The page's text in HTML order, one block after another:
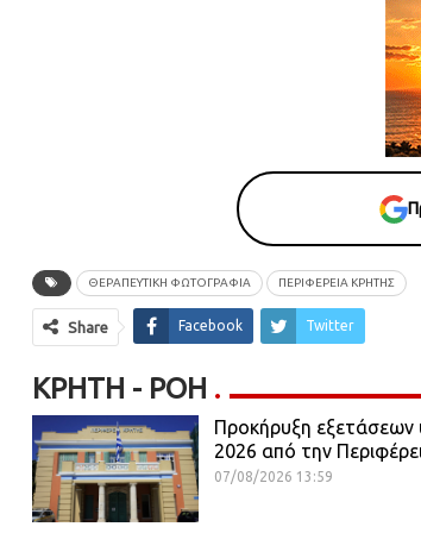
ΘΕΡΑΠΕΥΤΙΚΗ ΦΩΤΟΓΡΑΦΙΑ ΠΕΡΙΦΕΡΕΙΑ ΚΡΗΤΗΣ
Share Facebook Twitter
ΚΡΉΤΗ - ΡΟΗ
Προκήρυξη
2026 από την
07/08/2026 13:59